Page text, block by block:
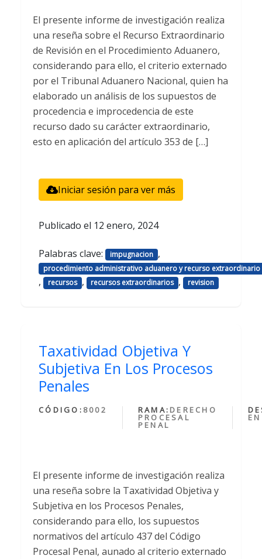
El presente informe de investigación realiza
una reseña sobre el Recurso Extraordinario
de Revisión en el Procedimiento Aduanero,
considerando para ello, el criterio externado
por el Tribunal Aduanero Nacional, quien ha
elaborado un análisis de los supuestos de
procedencia e improcedencia de este
recurso dado su carácter extraordinario,
esto en aplicación del artículo 353 de […]
Iniciar sesión para ver más
Publicado el 12 enero, 2024
Palabras clave: impugnacion ,
procedimiento administrativo aduanero y recurso extraordinario
, recursos , recursos extraordinarios , revision
Taxatividad Objetiva Y
Subjetiva En Los Procesos
Penales
CÓDIGO: 8002 RAMA: DERECHO
PROCESAL
PENAL
El presente informe de investigación realiza
una reseña sobre la Taxatividad Objetiva y
Subjetiva en los Procesos Penales,
considerando para ello, los supuestos
normativos del artículo 437 del Código
Procesal Penal, aunado al criterio externado